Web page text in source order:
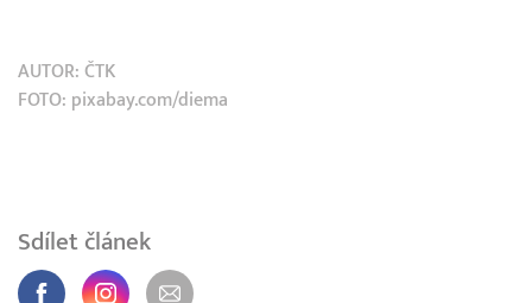
AUTOR: ČTK
FOTO: pixabay.com/diema
Sdílet článek